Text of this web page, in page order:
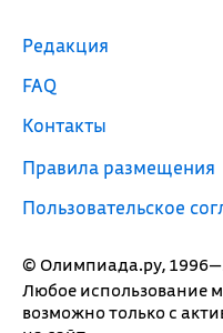
© Олимпиада.ру,
Любое использование
возможно только с
Редакция
FAQ
Контакты
Правила размещения
Пользовательское